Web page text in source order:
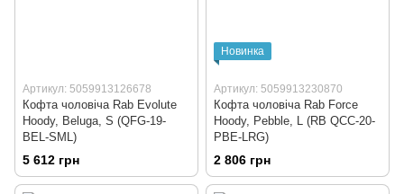
Артикул: 5059913126678
Кофта чоловіча Rab Evolute
Hoody, Beluga, S (QFG-19-
BEL-SML)
5 612 грн
Новинка
Артикул: 5059913230870
Кофта чоловіча Rab Force
Hoody, Pebble, L (RB QCC-20-
PBE-LRG)
2 806 грн